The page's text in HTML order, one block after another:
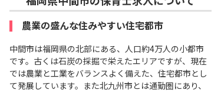
農業の盛んな住みやすい住宅都市
中間市は福岡県の北部にある、人口約4万人の小都市
です。古くは石炭の採掘で栄えたエリアですが、現在
では農業と工業をバランスよく備えた、住宅都市とし
て発展しています。また北九州市とは通勤圏にあり、